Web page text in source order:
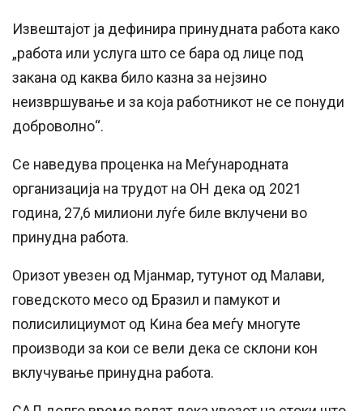
Извештајот ја дефинира принудната работа како
„работа или услуга што се бара од лице под
закана од каква било казна за нејзино
неизвршување и за која работникот не се понуди
доброволно“.
Се наведува проценка на Меѓународната
организација на трудот на ОН дека од 2021
година, 27,6 милиони луѓе биле вклучени во
принудна работа.
Оризот увезен од Мјанмар, тутунот од Малави,
говедското месо од Бразил и памукот и
полисилициумот од Кина беа меѓу многуте
производи за кои се вели дека се склони кон
вклучување принудна работа.